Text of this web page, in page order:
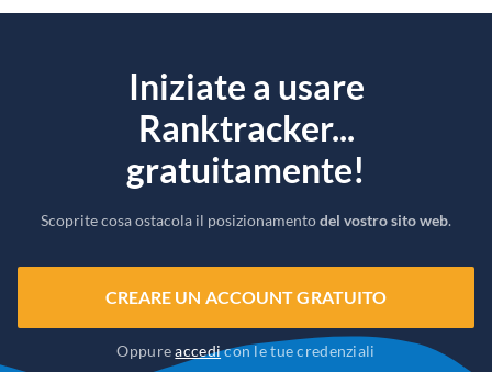
Iniziate a usare
Ranktracker...
gratuitamente!
Scoprite cosa ostacola il posizionamentodel vostro sito web.
CREARE UN ACCOUNT GRATUITO
Oppureaccedicon le tue credenziali